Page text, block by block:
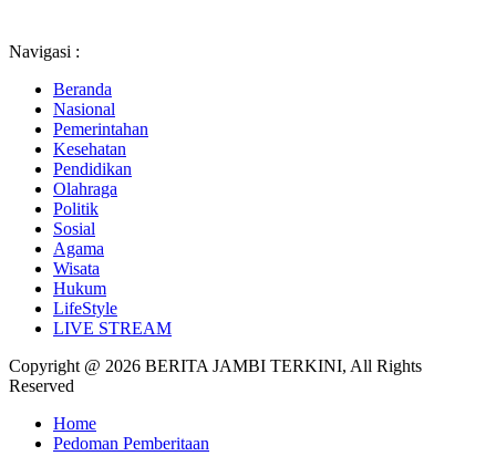
Navigasi :
Beranda
Nasional
Pemerintahan
Kesehatan
Pendidikan
Olahraga
Politik
Sosial
Agama
Wisata
Hukum
LifeStyle
LIVE STREAM
Copyright @ 2026 BERITA JAMBI TERKINI, All Rights
Reserved
Home
Pedoman Pemberitaan